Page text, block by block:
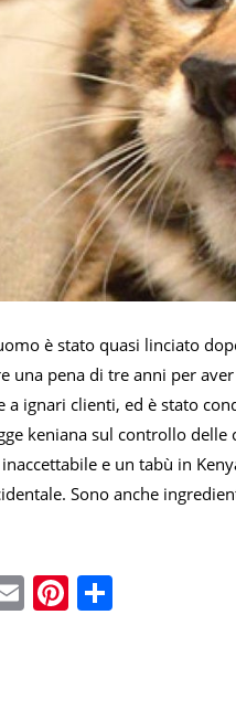
è stato quasi linciato
una pena di tre anni per
a ignari clienti, ed è stato
keniana sul controllo
e un tabù in
Sono anche
EmailPinterest